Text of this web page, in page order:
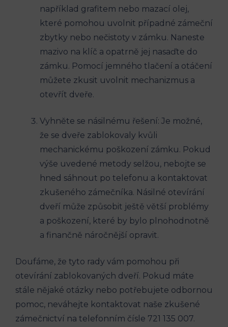
například grafitem nebo mazací olej,
které pomohou uvolnit případné zámeční
zbytky nebo nečistoty v zámku. Naneste
mazivo na klíč a opatrně jej nasaďte do
zámku. Pomocí jemného tlačení a otáčení
můžete zkusit uvolnit mechanizmus a
otevřít dveře.
Vyhněte se násilnému řešení: Je možné,
že se dveře zablokovaly kvůli
mechanickému poškození zámku. Pokud
výše uvedené metody selžou, nebojte se
hned sáhnout po telefonu a kontaktovat
zkušeného zámečníka. Násilné otevírání
dveří může způsobit ještě větší problémy
a poškození, které by bylo plnohodnotně
a finančně náročnější opravit.
Doufáme, že tyto rady vám pomohou při
otevírání zablokovaných dveří. Pokud máte
stále nějaké otázky nebo potřebujete odbornou
pomoc, neváhejte kontaktovat naše zkušené
zámečnictví na telefonním čísle 721 135 007.